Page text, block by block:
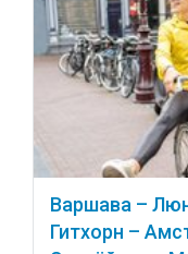
Варшава –
Гитхорн –